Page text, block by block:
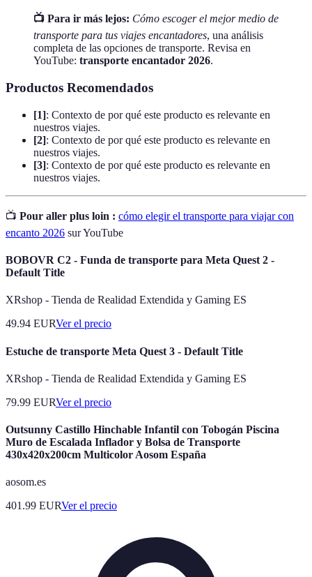
📺 Para ir más lejos: Cómo escoger el mejor medio de
transporte para tus viajes encantadores, una análisis
completa de las opciones de transporte. Revisa en
YouTube: transporte encantador 2026.
Productos Recomendados
[1]: Contexto de por qué este producto es relevante en
nuestros viajes.
[2]: Contexto de por qué este producto es relevante en
nuestros viajes.
[3]: Contexto de por qué este producto es relevante en
nuestros viajes.
📺 Pour aller plus loin : cómo elegir el transporte para viajar con
encanto 2026 sur YouTube
BOBOVR C2 - Funda de transporte para Meta Quest 2 -
Default Title
XRshop - Tienda de Realidad Extendida y Gaming ES
49.94 EURVer el precio
Estuche de transporte Meta Quest 3 - Default Title
XRshop - Tienda de Realidad Extendida y Gaming ES
79.99 EURVer el precio
Outsunny Castillo Hinchable Infantil con Tobogán Piscina
Muro de Escalada Inflador y Bolsa de Transporte
430x420x200cm Multicolor Aosom España
aosom.es
401.99 EURVer el precio